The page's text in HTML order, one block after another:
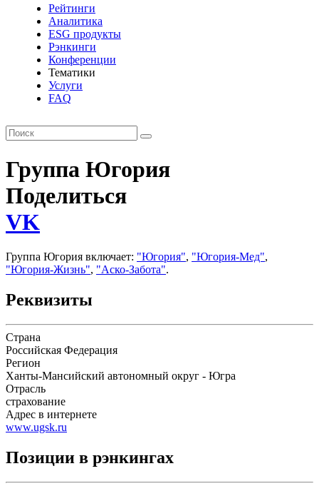
Рейтинги
Аналитика
ESG продукты
Рэнкинги
Конференции
Тематики
Услуги
FAQ
Группа Югория
Поделиться
VK
Группа Югория включает: "Югория", "Югория-Мед",
"Югория-Жизнь", "Аско-Забота".
Реквизиты
Страна
Российская Федерация
Регион
Ханты-Мансийский автономный округ - Югра
Отрасль
страхование
Адрес в интернете
www.ugsk.ru
Позиции в рэнкингах